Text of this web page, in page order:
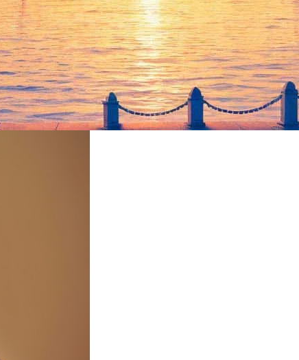
как же мне хорошо. Засыпаю и думаю: хорошо. Не
дыши. На том берегу стоят деревья, каждое утро одни и
зима, и отражения не будет вообще», – добавляет автор.
марта и будет впервые представлен 17 марта на